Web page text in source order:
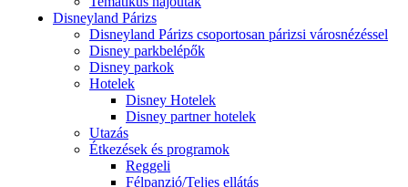
Disneyland Párizs
Disneyland Párizs csoportosan párizsi városnézéssel
Disney parkbelépők
Disney parkok
Hotelek
Disney Hotelek
Disney partner hotelek
Utazás
Étkezések és programok
Reggeli
Félpanzió/Teljes ellátás